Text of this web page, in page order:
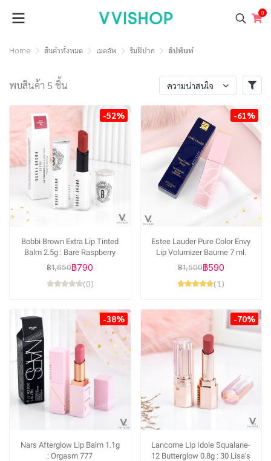
0
Home สินค้าทั้งหมด เมคอัพ ริมฝีปาก ลิปทินท์
พบสินค้า 5 ชิ้น ความน่าสนใจ
-52%
Bobbi Brown Extra Lip Tinted
Balm 2.5g : Bare Raspberry
฿1,650฿790
(0)
-61%
Estee Lauder Pure Color Envy
Lip Volumizer Baume 7 ml.
฿1,500฿590
(1)
-38%
Nars Afterglow Lip Balm 1.1g
: Orgasm 777
-70%
Lancome Lip Idole Squalane-
12 Butterglow 0.8g : 30 Lisa’s